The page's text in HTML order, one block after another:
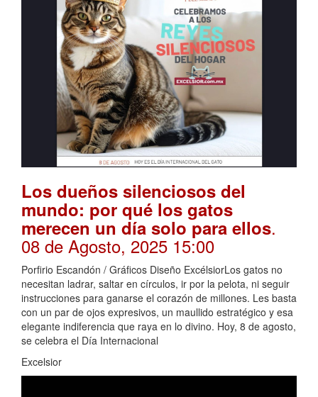
Los dueños silenciosos del
mundo: por qué los gatos
merecen un día solo para ellos.
08 de Agosto, 2025 15:00
Porfirio Escandón / Gráficos Diseño ExcélsiorLos gatos no
necesitan ladrar, saltar en círculos, ir por la pelota, ni seguir
instrucciones para ganarse el corazón de millones. Les basta
con un par de ojos expresivos, un maullido estratégico y esa
elegante indiferencia que raya en lo divino. Hoy, 8 de agosto,
se celebra el Día Internacional
Excelsior